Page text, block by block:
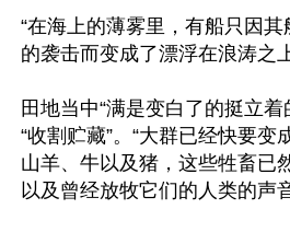
“在海上的薄雾里，有船只因
的袭击而变成了漂浮在浪涛之
田地当中“满是变白了的挺立着
“收割贮藏”。“大群已经快要变
山羊、牛以及猪，这些牲畜已
以及曾经放牧它们的人类的声音